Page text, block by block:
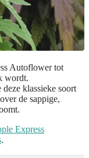
Autoflower tot
wordt.
klassieke soort
de sappige,
Express
.